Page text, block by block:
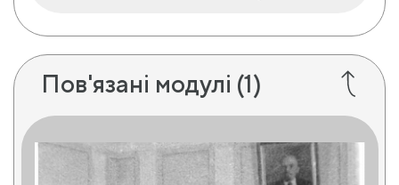
Пов'язані модулі (1)